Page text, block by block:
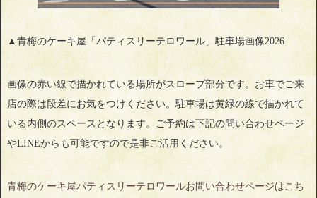
▲青梅のケーキ屋「パティスリーテロワール」駐車場画像2026
画像の赤い線で描かれている場所がスロープ部分です。お車でご来
店の際は段差にお気をつけください。駐車場は黄緑の線で描かれて
いる内側のスペースとなります。ご予約は下記の問い合わせページ
やLINEからも可能ですので是非ご活用ください。
青梅のケーキ屋パティスリーテロワールお問い合わせページはこち